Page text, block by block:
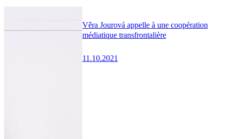
Věra Jourová appelle à une coopération
médiatique transfrontalière
11.10.2021